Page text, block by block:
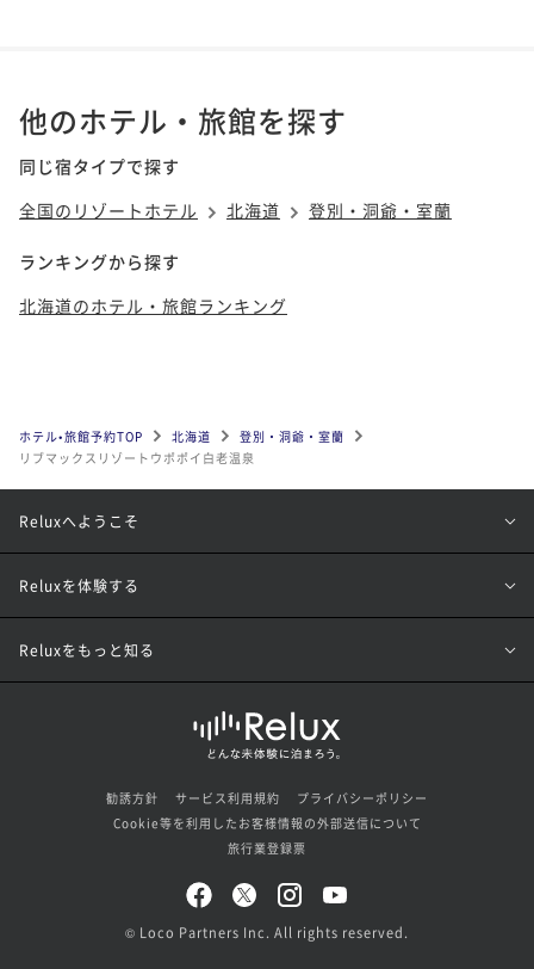
他のホテル・旅館を探す
同じ宿タイプで探す
全国のリゾートホテル
北海道 登別・洞爺・室蘭
ランキングから探す
北海道のホテル・旅館ランキング
ホテル•旅館予約TOP 北海道
登別・洞爺・室蘭
リブマックスリゾートウポポイ白老温泉
Reluxへようこそ
Reluxを体験する
Reluxをもっと知る
勧誘方針 サービス利用規約
プライバシーポリシー
Cookie等を利用したお客様情報の外部送信について
旅行業登録票
© Loco Partners Inc. All rights reserved.